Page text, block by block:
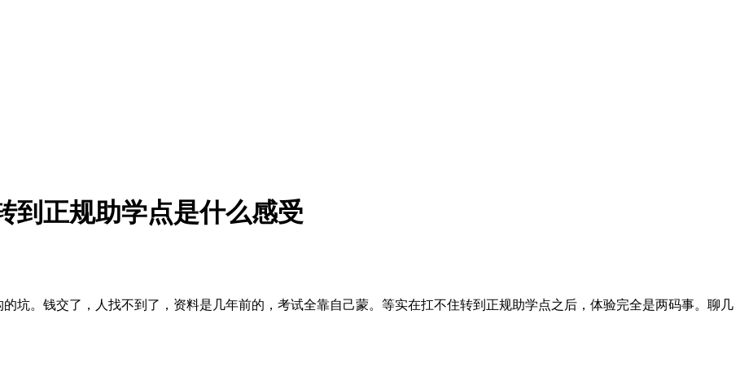
到正规助学点是什么感受
。钱交了，人找不到了，资料是几年前的，考试全靠自己蒙。等实在扛不住转到正规助学点之后，体验完全是两码事。聊几